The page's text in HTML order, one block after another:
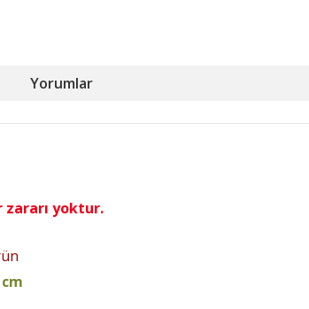
Yorumlar
zararı yoktur.